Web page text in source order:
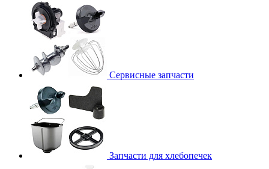
Сервисные запчасти
Запчасти для хлебопечек